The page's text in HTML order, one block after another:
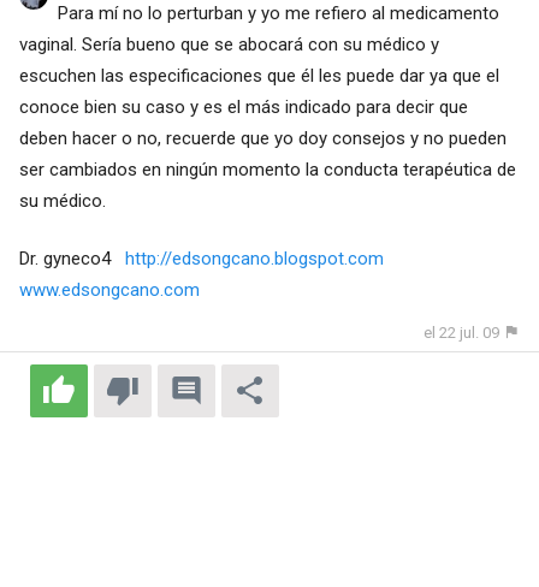
Para mí no lo perturban y yo me refiero al medicamento
vaginal. Sería bueno que se abocará con su médico y
escuchen las especificaciones que él les puede dar ya que el
conoce bien su caso y es el más indicado para decir que
deben hacer o no, recuerde que yo doy consejos y no pueden
ser cambiados en ningún momento la conducta terapéutica de
su médico.
Dr. gyneco4 http://edsongcano.blogspot.com
www.edsongcano.com
el 22 jul. 09